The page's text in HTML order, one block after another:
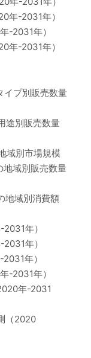
年-2031年）
-2031年）
年-2031年）
イプ別販売数量
途別販売数量
域別市場規模
地域別販売数量
地域別消費額
年）
年）
年）
-2031年）
年-2031
（2020